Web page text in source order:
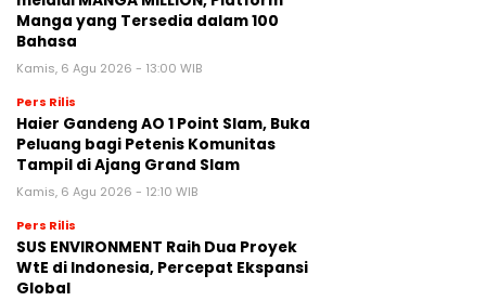
Manga yang Tersedia dalam 100
Bahasa
Kamis, 6 Agu 2026 - 13:00 WIB
Pers Rilis
Haier Gandeng AO 1 Point Slam, Buka
Peluang bagi Petenis Komunitas
Tampil di Ajang Grand Slam
Kamis, 6 Agu 2026 - 12:10 WIB
Pers Rilis
SUS ENVIRONMENT Raih Dua Proyek
WtE di Indonesia, Percepat Ekspansi
Global